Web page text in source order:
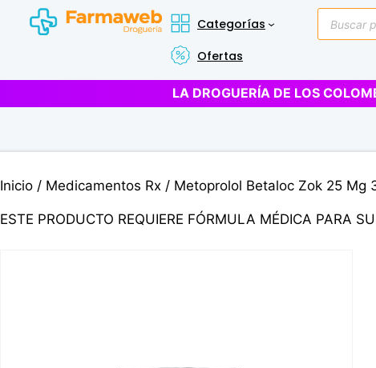
Categorías
Ofertas
de
LA DROGUERÍA DE LOS
Inicio/ Medicamentos Rx/ Metoprolol Betaloc Zok 25 Mg
ESTE PRODUCTO REQUIERE FÓRMULA MÉDICA PARA